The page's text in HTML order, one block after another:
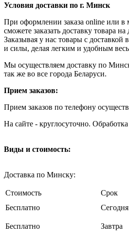
Условия доставки по г. Минск
При оформлении заказа online или
сможете заказать доставку товара
Заказывая у нас товары с доставкой
и силы, делая легким и удобным
Мы осуществляем доставку по
так же во все города Беларуси.
Прием заказов:
Прием заказов по телефону
На сайте - круглосуточно.
Виды и стоимость:
Доставка по Минску:
Стоимость Срок
Бесплатно
Cегодня
Бесплатно Завтра